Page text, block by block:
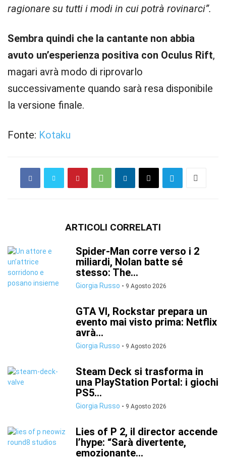
ragionare su tutti i modi in cui potrà rovinarci”.
Sembra quindi che la cantante non abbia
avuto un’esperienza positiva con Oculus Rift,
magari avrà modo di riprovarlo
successivamente quando sarà resa disponibile
la versione finale.
Fonte: Kotaku
ARTICOLI CORRELATI
Spider-Man corre verso i 2
miliardi, Nolan batte sé
stesso: The...
Giorgia Russo - 9 Agosto 2026
GTA VI, Rockstar prepara un
evento mai visto prima: Netflix
avrà...
Giorgia Russo - 9 Agosto 2026
Steam Deck si trasforma in
una PlayStation Portal: i giochi
PS5...
Giorgia Russo - 9 Agosto 2026
Lies of P 2, il director accende
l’hype: “Sarà divertente,
emozionante...